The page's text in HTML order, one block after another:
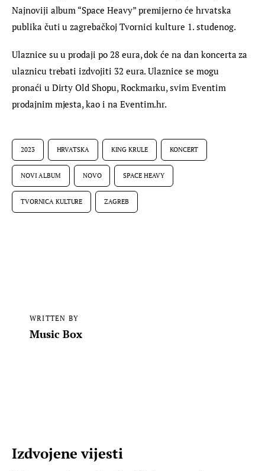
Najnoviji album “Space Heavy” premijerno će hrvatska
publika čuti u zagrebačkoj Tvornici kulture 1. studenog.
Ulaznice su u prodaji po 28 eura, dok će na dan koncerta za
ulaznicu trebati izdvojiti 32 eura. Ulaznice se mogu
pronaći u Dirty Old Shopu, Rockmarku, svim Eventim
prodajnim mjesta, kao i na Eventim.hr.
2023 HRVATSKA KING KRULE KONCERT
NOVI ALBUM NOVO SPACE HEAVY
TVORNICA KULTURE ZAGREB
WRITTEN BY
Music Box
Izdvojene vijesti